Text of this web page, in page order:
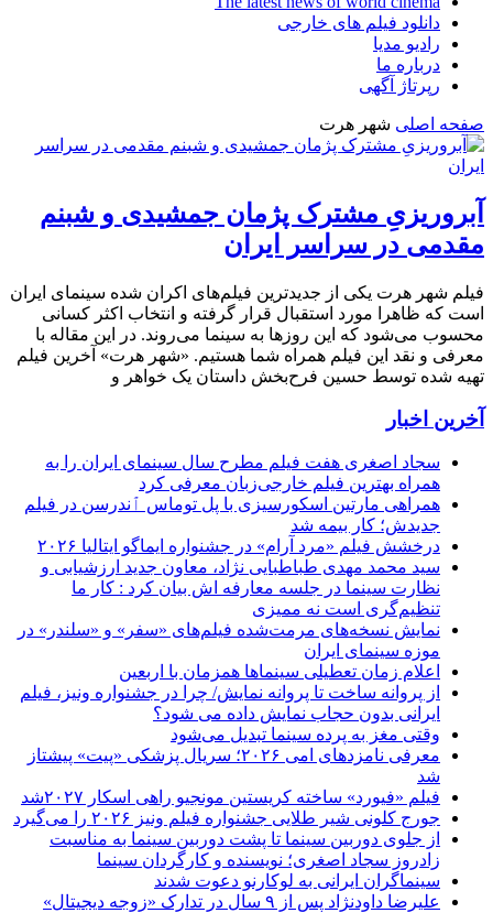
دانلود فیلم های خارجی
رادیو مدیا
درباره ما
رپرتاژ آگهی
صفحه اصلی شهر هرت
آبروریزیِ مشترک پژمان جمشیدی و شبنم
مقدمی در سراسر ایران
فیلم شهر هرت یکی از جدیدترین فیلم‌های اکران شده سینمای ایران
است که ظاهرا مورد استقبال قرار گرفته و انتخاب اکثر کسانی
محسوب می‌شود که این روزها به سینما می‌‌روند. در این مقاله با
معرفی و نقد این فیلم همراه شما هستیم. «شهر هرت» آخرین فیلم
تهیه شده توسط حسین فرح‌بخش داستان یک خواهر و
آخرین اخبار
سجاد اصغری هفت فیلم مطرح سال سینمای ایران را به
همراه بهترین فیلم خارجی‌زبان معرفی کرد
همراهی مارتین اسکورسیزی با پل توماس ٱندرسن در فیلم
جدیدش؛ کار بیمه شد
درخشش فیلم «مرد آرام» در جشنواره ایماگو ایتالیا ۲۰۲۶
سید محمد مهدی طباطبایی نژاد، معاون جدید ارزشیابی و
نظارت سینما در جلسه معارفه اش بیان کرد : کار ما
تنظیم‌گری است نه ممیزی
نمایش نسخه‌های مرمت‌شده فیلم‌های «سفر» و «سلندر» در
موزه سینمای ایران
اعلام زمان تعطیلی سینماها همزمان با اربعین
از پروانه ساخت تا پروانه نمایش/ چرا در جشنواره ونیز، فیلم
ایرانی بدون حجاب نمایش داده می شود؟
وقتی مغز به پرده سینما تبدیل می‌شود
معرفی نامزدهای امی ۲۰۲۶؛ سریال پزشکی «پیت» پیشتاز
شد
فیلم «فیورد» ساخته کریستین مونجیو راهی اسکار ۲۰۲۷شد
جورج کلونی شیر طلایی جشنواره فیلم ونیز ۲۰۲۶ را می‌گیرد
از جلوی دوربین سینما تا پشت دوربین سینما به مناسبت
زادروز سجاد اصغری؛ نویسنده و کارگردان سینما
سینماگران ایرانی به لوکارنو دعوت شدند
علیرضا داودنژاد پس از ۹ سال در تدارک «زوجه دیجیتال»